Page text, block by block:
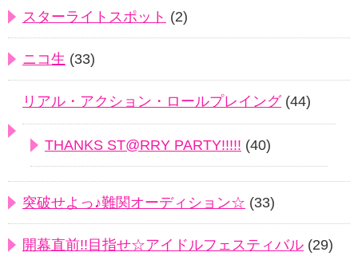
スターライトスポット (2)
ニコ生 (33)
リアル・アクション・ロールプレイング(44)
THANKS ST@RRY PARTY!!!!! (40)
突破せよっ♪難関オーディション☆ (33)
開幕直前!!目指せ☆アイドルフェスティバル (29)